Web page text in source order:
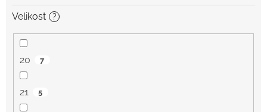
Velikost ?
20 7
21 5